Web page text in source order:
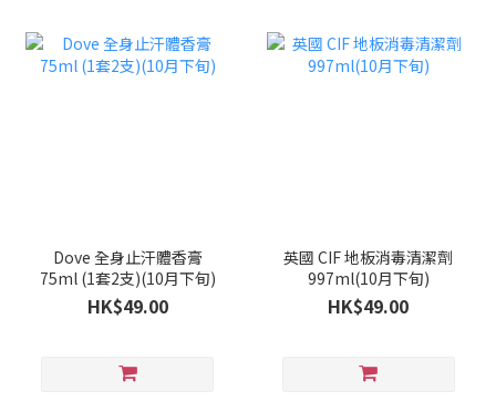
Dove 全身止汗體香膏
75ml (1套2支)(10月下旬)
HK$49.00
英國 CIF 地板消毒清潔劑
997ml(10月下旬)
HK$49.00